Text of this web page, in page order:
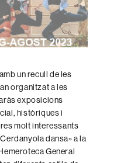
un recull de les
organitzat a les
exposicions
històriques i
molt interessants
dansa» a la
General